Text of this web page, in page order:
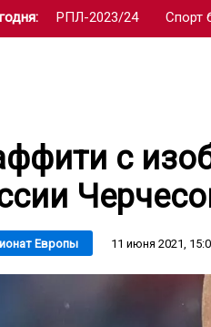
РПЛ-2023/24 Спорт
с
Европы 11 июня 2021,